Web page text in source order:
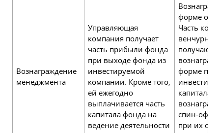
Вознаграждение
менеджмента
Управляющая
компания получает
часть прибыли фонда
при выходе фонда из
инвестируемой
компании. Кроме того,
ей ежегодно
выплачивается часть
капитала фонда на
ведение деятельности
форме
Часть
получают
форме
капитала и
спин-офф
при их